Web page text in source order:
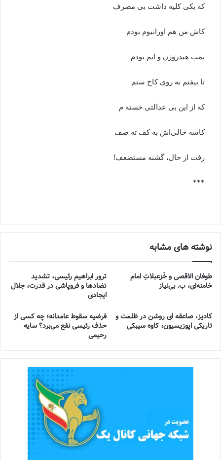
که یکی کلیه داشت بی مصرف
کاش من هم اورانیوم بودم
بمب هیدروژن و اتم بودم
تا بیفتم به روی کاخ ستم
که از این بی عدالتی خسته م
کاسه خالی‌اش به کف ته صف
رفت از حال، گشنه مستضعف!
***
نوشته های مشابه
طوفان الاقصی و خُزعبلاتِ امام
خامنه‌ای، ب. بی‌نیاز
ترور ابراهیم رئیسی، تشدید
تضادها و فروپاشی در قدرت، جلال
ایجادی
کادیز، صاعقه ای روشن در ظلمت و
تاریکی اپوزیسیون، کاوه سیبکی
فرضیه سقوط عامدانه؛ چه کسی از
حذف رئیسی نفع می‌برد؟ سایه
رحیمی